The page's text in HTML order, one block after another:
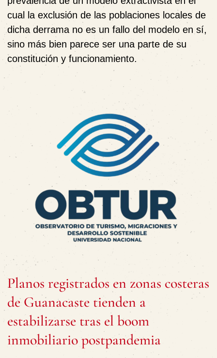
cual la exclusión de las poblaciones locales de
dicha derrama no es un fallo del modelo en sí,
sino más bien parece ser una parte de su
constitución y funcionamiento.
Planos registrados en zonas costeras
de Guanacaste tienden a
estabilizarse tras el boom
inmobiliario postpandemia